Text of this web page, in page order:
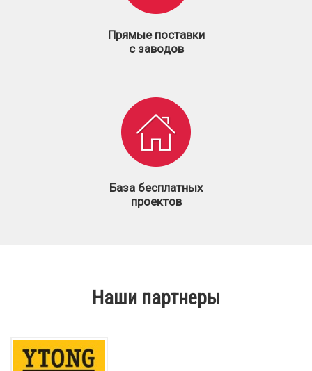
Прямые поставки
с заводов
База бесплатных
проектов
Наши партнеры